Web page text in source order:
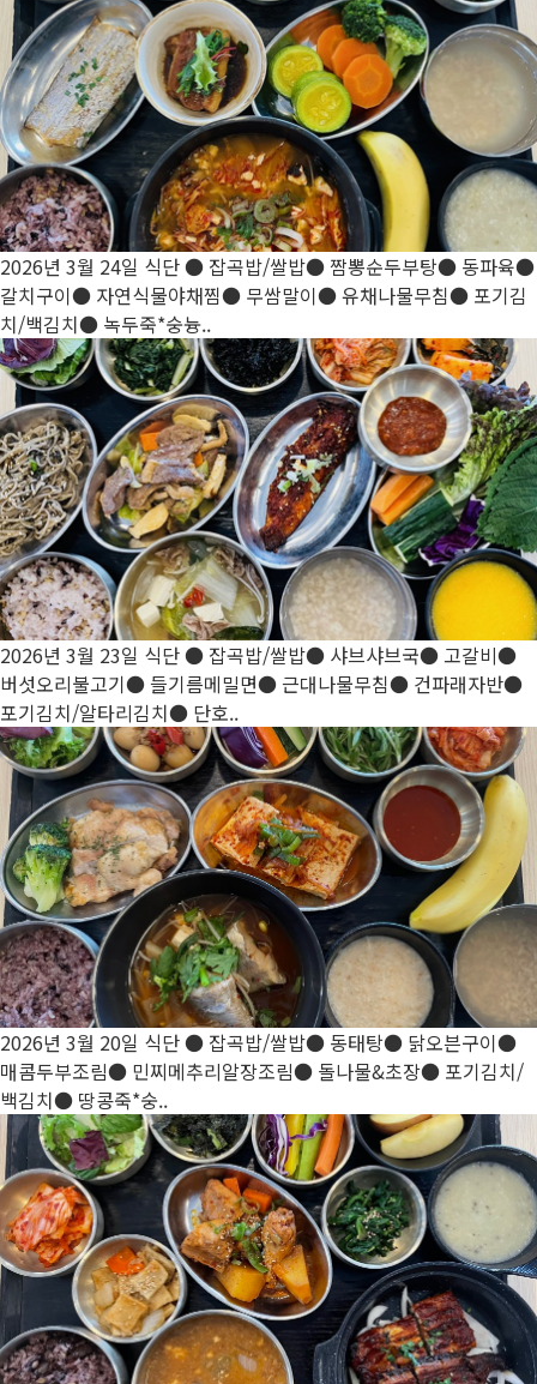
2026년 3월 24일 식단● 잡곡밥/쌀밥● 짬뽕순두부탕● 동파육●
갈치구이● 자연식물야채찜● 무쌈말이● 유채나물무침● 포기김
치/백김치● 녹두죽*숭늉..
2026년 3월 23일 식단● 잡곡밥/쌀밥● 샤브샤브국● 고갈비●
버섯오리불고기● 들기름메밀면● 근대나물무침● 건파래자반●
포기김치/알타리김치● 단호..
2026년 3월 20일 식단● 잡곡밥/쌀밥● 동태탕● 닭오븐구이●
매콤두부조림● 민찌메추리알장조림● 돌나물&초장● 포기김치/
백김치● 땅콩죽*숭..